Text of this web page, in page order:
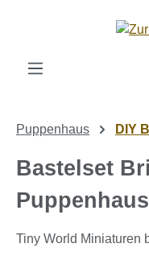
Zum Hauptinhalt
Puppenhaus DIY
Bastelset
Puppenhaus
Tiny World Miniaturen